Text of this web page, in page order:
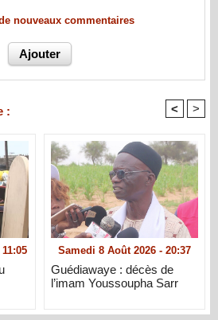
nouveaux commentaires
: < >
Samedi 8 Août 2026 - 20:37
Guédiawaye : décès de
l’imam Youssoupha Sarr